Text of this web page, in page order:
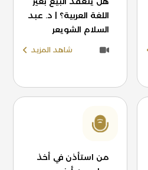
اللغة العربية؟ | د. عبد
السلام الشويعر
شاهد المزيد
من استأذن في أخذ